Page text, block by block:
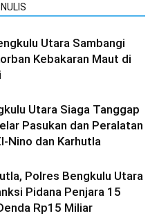
Utara Sambangi
Kebakaran Maut di
Utara Siaga Tanggap
Pasukan dan Peralatan
Nino dan Karhutla
Polres Bengkulu Utara
Pidana Penjara 15
Rp15 Miliar